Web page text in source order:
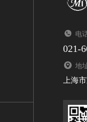
电
021-
地
上海